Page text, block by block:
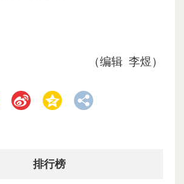
（编辑 李煜）
排行榜